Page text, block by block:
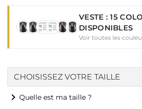
VESTE : 15
DISPONIBLES
Voir toutes les
chevron_right Quelle est ma taille ?